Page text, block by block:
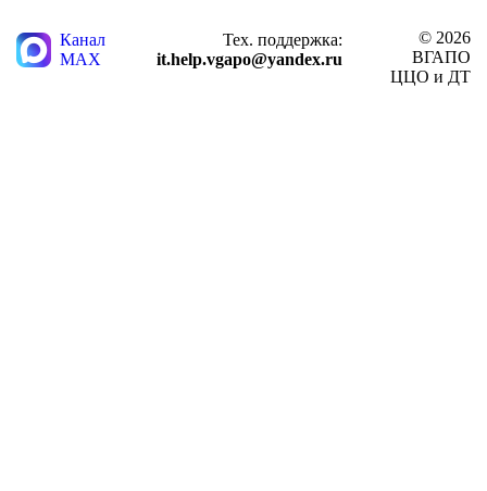
Канал
MAX
Тех. поддержка:
it.help.vgapo@yandex.ru
© 2026
ВГАПО
ЦЦО и ДТ